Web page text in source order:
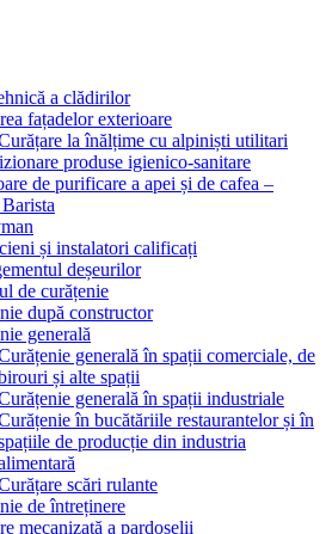
a clădirilor
fațadelor exterioare
la înălțime cu alpiniști utilitari
produse igienico-sanitare
de purificare a apei și de cafea –
și instalatori calificați
deșeurilor
de curățenie
după constructor
generală
generală în spații comerciale, de
și alte spații
generală în spații industriale
în bucătăriile restaurantelor și în
de producție din industria
scări rulante
de întreținere
mecanizată a pardoselii